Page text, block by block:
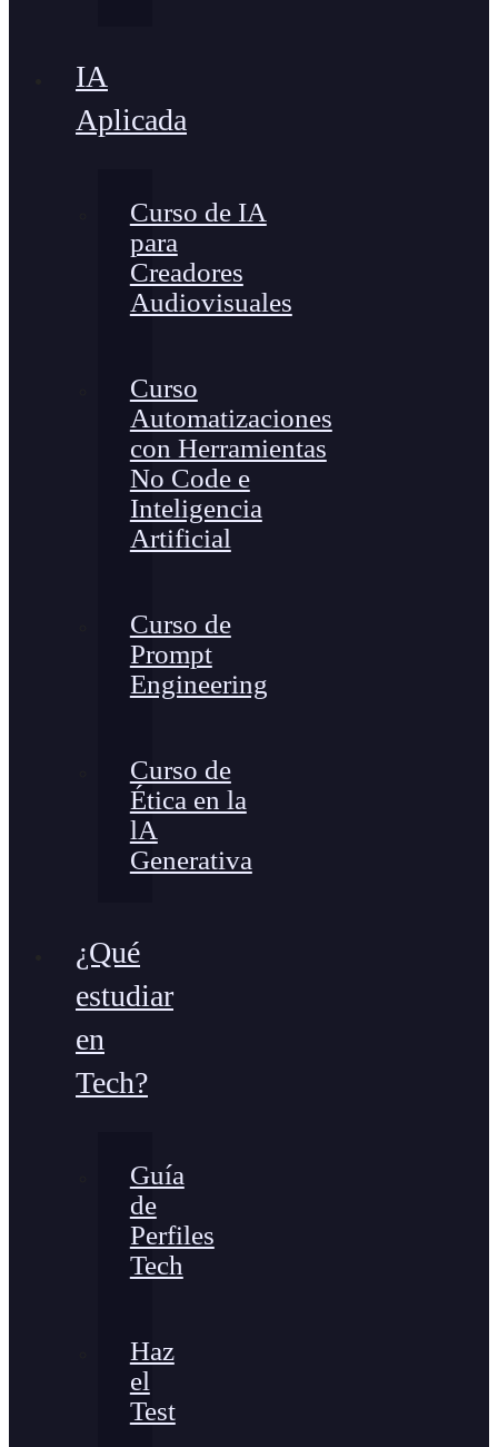
IA
Aplicada
Curso de IA
para
Creadores
Audiovisuales
Curso
Automatizaciones
con Herramientas
No Code e
Inteligencia
Artificial
Curso de
Prompt
Engineering
Curso de
Ética en la
lA
Generativa
¿Qué
estudiar
en
Tech?
Guía
de
Perfiles
Tech
Haz
el
Test